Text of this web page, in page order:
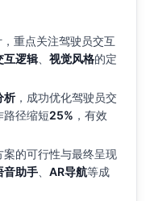
重点关注驾驶员交互
互逻辑 视觉风格的定
析，成功优化驾驶员交
路径缩短25% ，有效
的可行性与最终呈现
音助手 AR导航等成